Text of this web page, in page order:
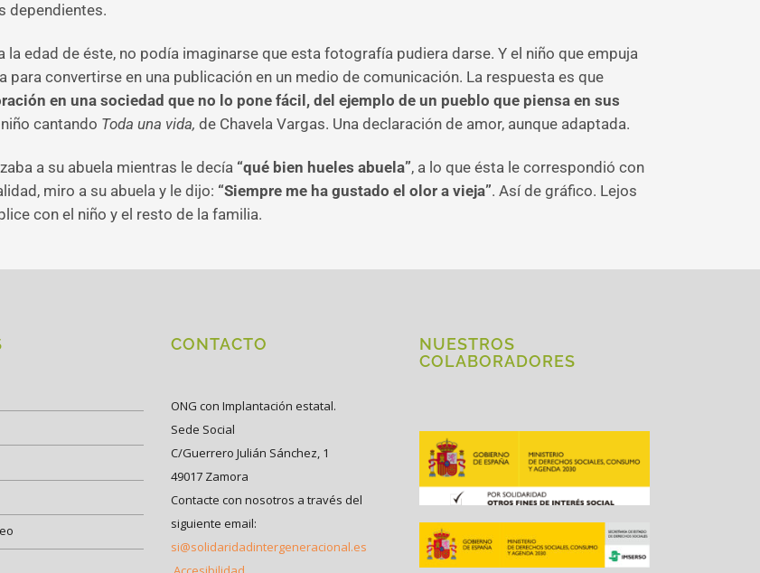
dependientes.
la edad de éste, no podía imaginarse que esta fotografía pudiera darse. Y el niño que empuja
para convertirse en una publicación en un medio de comunicación. La respuesta es que
en una sociedad que no lo pone fácil, del ejemplo de un pueblo que piensa en sus
cantando Toda una vida, de Chavela Vargas. Una declaración de amor, aunque adaptada.
a su abuela mientras le decía “qué bien hueles abuela”, a lo que ésta le correspondió con
miro a su abuela y le dijo: “Siempre me ha gustado el olor a vieja”. Así de gráfico. Lejos
con el niño y el resto de la familia.
CONTACTO
ONG con Implantación estatal.
Sede Social
C/Guerrero Julián Sánchez, 1
49017 Zamora
Contacte con nosotros a través del
siguiente email:
si@solidaridadintergeneracional.es
NUESTROS
COLABORADORES